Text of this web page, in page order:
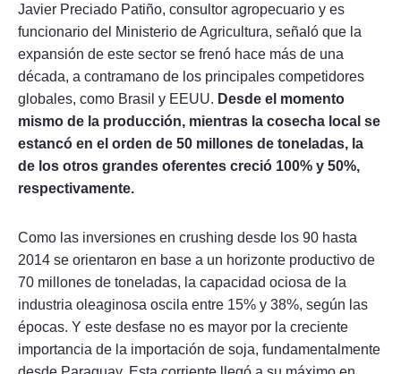
Javier Preciado Patiño, consultor agropecuario y es
funcionario del Ministerio de Agricultura, señaló que la
expansión de este sector se frenó hace más de una
década, a contramano de los principales competidores
globales, como Brasil y EEUU. Desde el momento
mismo de la producción, mientras la cosecha local se
estancó en el orden de 50 millones de toneladas, la
de los otros grandes oferentes creció 100% y 50%,
respectivamente.
Como las inversiones en crushing desde los 90 hasta
2014 se orientaron en base a un horizonte productivo de
70 millones de toneladas, la capacidad ociosa de la
industria oleaginosa oscila entre 15% y 38%, según las
épocas. Y este desfase no es mayor por la creciente
importancia de la importación de soja, fundamentalmente